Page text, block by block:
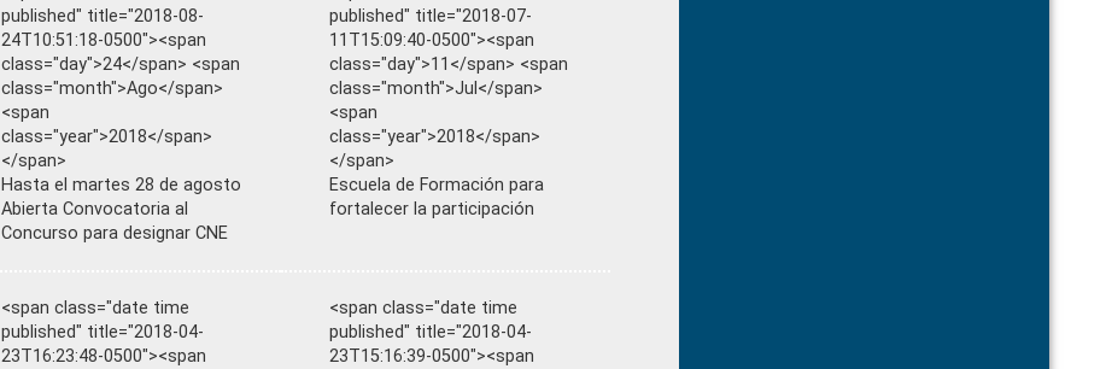
published" title="2018-08-
24T10:51:18-0500"><span
class="day">24</span> <span
class="month">Ago</span>
<span
class="year">2018</span>
</span>
Hasta el martes 28 de agosto
Abierta Convocatoria al
Concurso para designar CNE
published" title="2018-07-
11T15:09:40-0500"><span
class="day">11</span> <span
class="month">Jul</span>
<span
class="year">2018</span>
</span>
Escuela de Formación para
fortalecer la participación
<span class="date time
published" title="2018-04-
23T16:23:48-0500"><span
<span class="date time
published" title="2018-04-
23T15:16:39-0500"><span